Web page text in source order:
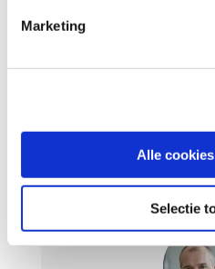
Marketing
Alle
Selectie
jouw open houding en
book en de online
Jessica Vrolijk